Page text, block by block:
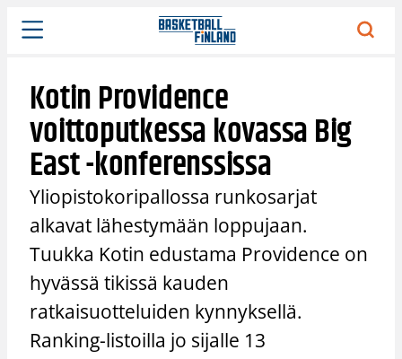
Siirry
sisältöön
Kotin Providence
voittoputkessa kovassa Big
East -konferenssissa
Yliopistokoripallossa runkosarjat
alkavat lähestymään loppujaan.
Tuukka Kotin edustama Providence on
hyvässä tikissä kauden
ratkaisuotteluiden kynnyksellä.
Ranking-listoilla jo sijalle 13